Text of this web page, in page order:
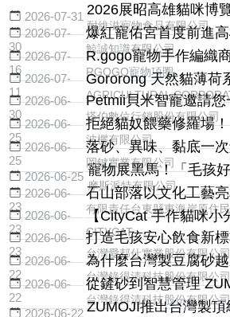
2026-07-31 2026展昭高雄貓咪博
耐維滋寵物食品有限公司
2026-07-
30
爆紅寵佑宮首度前進
鯨誠知識有限公司
2026-07-
16
R.gogo寵物手作編織
RGOGO寵物項圈
2026-07-
11
Gororong 天然貓薄
AGRICULTURAL
2026-06-
30
Petmii貝米智寵邀請您
塔伯數位行銷股份有限公司
2026-06-
25
拒絕貓奴餵藥修羅場
波欐有限公司
2026-06-
25
落砂、異味、黏底一
岡鍵實業有限公司
2026-06-25 寵物展黑馬！「毛孩
摩斯派特有限公司
2026-06-
23
石山部落以文化工藝
有限責任台東縣東海岸原住
2026-06-
23
【CityCat 手作貓咪小
CITYCAT
2026-06-
23
打造毛孩安心飲食新
台灣愛邦仕實業股份有限公司
2026-06-
22
為什麼台灣製豆腐砂
台灣錄得清科技股份有限公司
2026-06-
22
從鏟砂到智慧管理
台灣錄得清科技股份有限公司
2026-06-22 ZUMOJI推出台灣製